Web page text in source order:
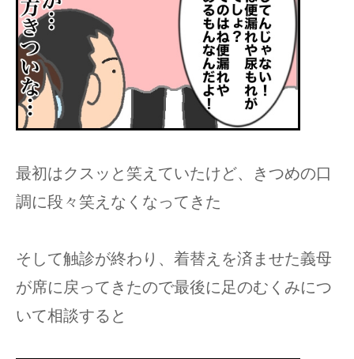
最初はクスッと笑えていたけど、きつめの口
調に段々笑えなくなってきた
そして触診が終わり、着替えを済ませた義母
が席に戻ってきたので最後に足のむくみにつ
いて相談すると